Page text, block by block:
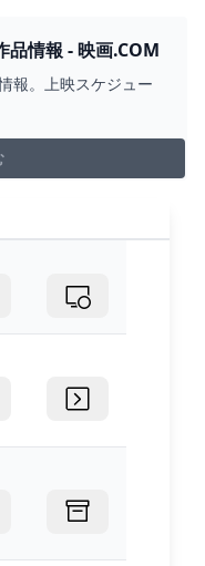
情報 - 映画.COM
報。上映スケジュー